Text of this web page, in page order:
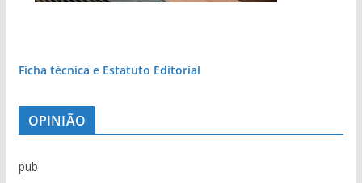
Ficha técnica e Estatuto Editorial
OPINIÃO
pub